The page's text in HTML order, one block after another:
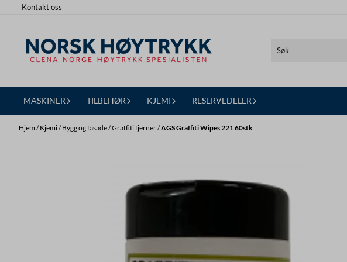
Hopp til innhold
Kontakt oss
MASKINER TILBEHØR KJEMI RESERVEDELER
Hjem /Kjemi/Bygg og fasade/Graffiti fjerner/AGS Graffiti Wipes 221 60stk